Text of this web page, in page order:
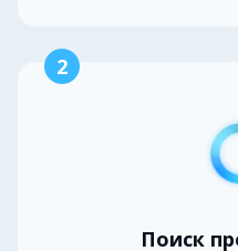
2
Поиск